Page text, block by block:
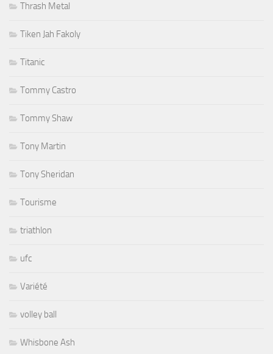
Thrash Metal
Tiken Jah Fakoly
Titanic
Tommy Castro
Tommy Shaw
Tony Martin
Tony Sheridan
Tourisme
triathlon
ufc
Variété
volley ball
Whisbone Ash